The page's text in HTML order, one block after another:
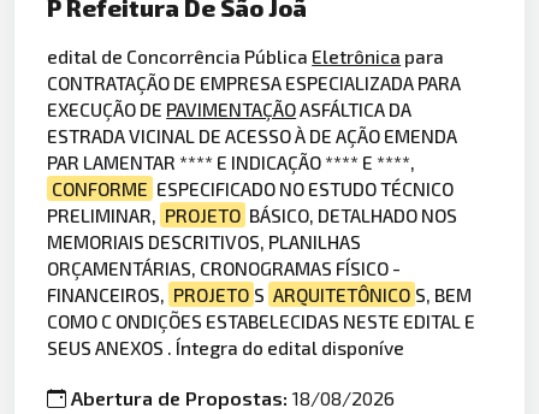
P Refeitura De São Joã
edital de Concorrência Pública Eletrônica para
CONTRATAÇÃO DE EMPRESA ESPECIALIZADA PARA
EXECUÇÃO DE PAVIMENTAÇÃOASFÁLTICA DA
ESTRADA VICINAL DE ACESSO À DE AÇÃO EMENDA
PAR LAMENTAR **** E INDICAÇÃO **** E ****,
CONFORME ESPECIFICADO NO ESTUDO TÉCNICO
PRELIMINAR, PROJETO BÁSICO, DETALHADO NOS
MEMORIAIS DESCRITIVOS, PLANILHAS
ORÇAMENTÁRIAS, CRONOGRAMAS FÍSICO -
FINANCEIROS, PROJETO S ARQUITETÔNICO S, BEM
COMO C ONDIÇÕES ESTABELECIDAS NESTE EDITAL E
SEUS ANEXOS . Íntegra do edital disponíve
Abertura de Propostas:18/08/2026